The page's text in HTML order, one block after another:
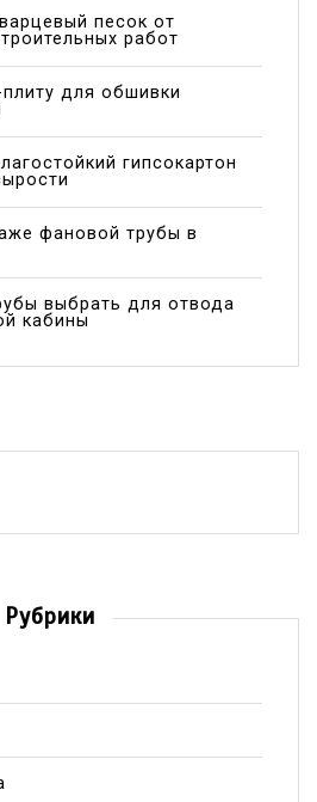
песок от
работ
для обшивки
гипсокартон
фановой трубы в
выбрать для отвода
кабины
Рубрики